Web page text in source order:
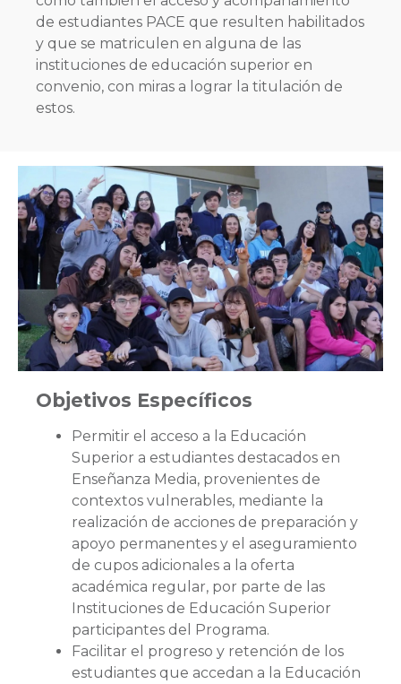
de estudiantes PACE que resulten habilitados
y que se matriculen en alguna de las
instituciones de educación superior en
convenio, con miras a lograr la titulación de
estos.
Objetivos Específicos
Permitir el acceso a la Educación
Superior a estudiantes destacados en
Enseñanza Media, provenientes de
contextos vulnerables, mediante la
realización de acciones de preparación y
apoyo permanentes y el aseguramiento
de cupos adicionales a la oferta
académica regular, por parte de las
Instituciones de Educación Superior
participantes del Programa.
Facilitar el progreso y retención de los
estudiantes que accedan a la Educación